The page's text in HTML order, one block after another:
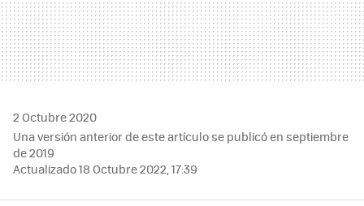
2 Octubre 2020
Una versión anterior de este artículo se publicó en septiembre
de 2019
Actualizado 18 Octubre 2022, 17:39